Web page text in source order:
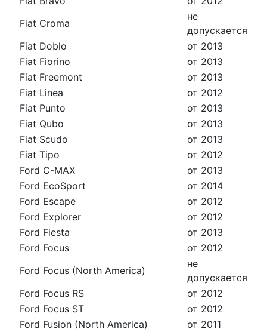
Fiat Croma
не
допускается
Fiat Doblo
от 2013
Fiat Fiorino
от 2013
Fiat Freemont
от 2013
Fiat Linea
от 2012
Fiat Punto
от 2013
Fiat Qubo
от 2013
Fiat Scudo
от 2013
Fiat Tipo
от 2012
Ford C-MAX
от 2013
Ford EcoSport
от 2014
Ford Escape
от 2012
Ford Explorer
от 2012
Ford Fiesta
от 2013
Ford Focus
от 2012
Ford Focus (North America)
не
допускается
Ford Focus RS
от 2012
Ford Focus ST
от 2012
Ford Fusion (North America)
от 2011